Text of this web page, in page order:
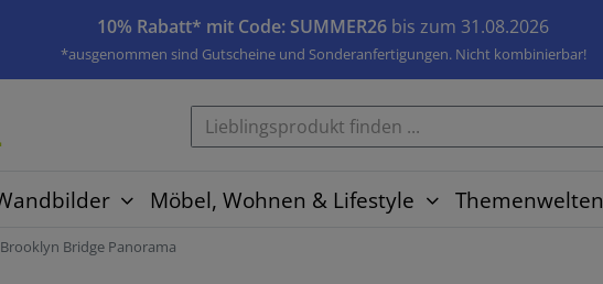
10% Rabatt* mit Code: SUMMER26 bis zum 31.08.2026
*ausgenommen sind Gutscheine und Sonderanfertigungen. Nicht kombinierbar!
Möbel, Wohnen & Lifestyle Themenwelten
Brooklyn Bridge Panorama